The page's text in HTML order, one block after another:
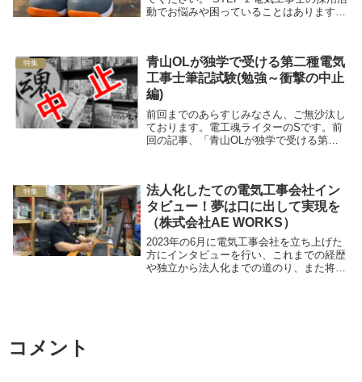
動でお悩みや困っていることはあります
ノウ...
特集
青山OLが独学で受ける第二種電気
工事士筆記試験(勉強～衝撃の中止
編)
前回までのあらすじみなさん、ご無沙汰し
ております。電工魂ライターのSです。前
回の記事、「青山OLが独学で受ける第二
ここまでの勉...
特集
法人化したての電気工事会社イン
タビュー！夢は口に出して実現を
（株式会社AE WORKS）
2023年の6月に電気工事会社を立ち上げた
方にインタビューを行い、これまでの経歴
や独立から法人化までの道のり、また将来
コメント